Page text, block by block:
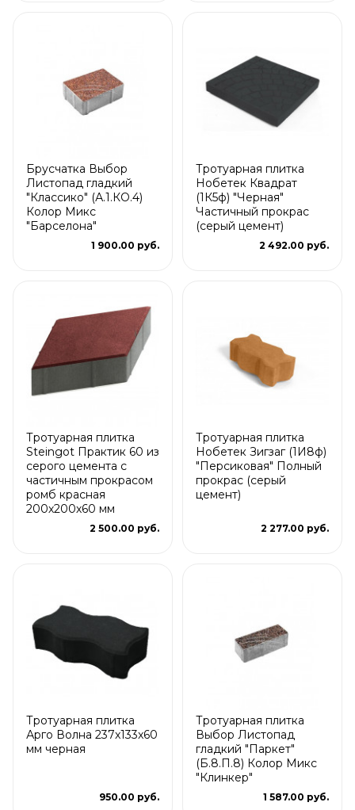
Брусчатка Выбор
Листопад гладкий
"Классико" (А.1.КО.4)
Колор Микс
"Барселона"
1 900.00 руб.
Тротуарная плитка
Нобетек Квадрат
(1К5ф) "Черная"
Частичный прокрас
(серый цемент)
2 492.00 руб.
Тротуарная плитка
Steingot Практик 60 из
серого цемента с
частичным прокрасом
ромб красная
200х200х60 мм
2 500.00 руб.
Тротуарная плитка
Нобетек Зигзаг (1И8ф)
"Персиковая" Полный
прокрас (серый
цемент)
2 277.00 руб.
Тротуарная плитка
Арго Волна 237x133x60
мм черная
950.00 руб.
Тротуарная плитка
Выбор Листопад
гладкий "Паркет"
(Б.8.П.8) Колор Микс
"Клинкер"
1 587.00 руб.